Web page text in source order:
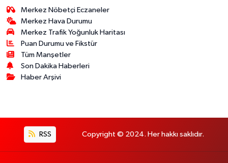
Merkez Nöbetçi Eczaneler
Merkez Hava Durumu
Merkez Trafik Yoğunluk Haritası
Puan Durumu ve Fikstür
Tüm Manşetler
Son Dakika Haberleri
Haber Arşivi
RSS Copyright © 2024. Her hakkı saklıdır.